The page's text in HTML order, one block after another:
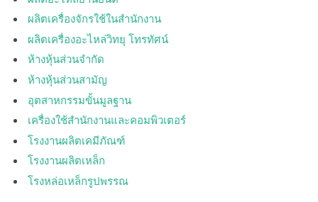
ผลิตเครื่องจักรใช้ในสำนักงาน
ผลิตเครื่องอะไหล่วิทยุ โทรทัศน์
ห้างหุ้นส่วนจำกัด
ห้างหุ้นส่วนสามัญ
อุตสาหกรรมขั้นมูลฐาน
เครื่องใช้สำนักงานและคอมพิวเตอร์
โรงงานผลิตเคมีภัณฑ์
โรงงานผลิตเหล็ก
โรงหล่อเหล็กรูปพรรณ